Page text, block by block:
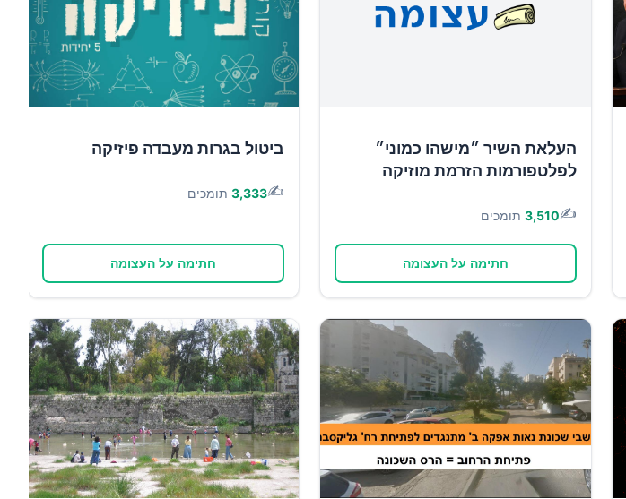
העלאת השיר ״מישהו כמוני״
לפלטפורמות הזרמת מוזיקה
✍️
3,510 תומכים
חתימה על העצומה
ביטול בגרות מעבדה פיזיקה
✍️
3,333 תומכים
חתימה על העצומה